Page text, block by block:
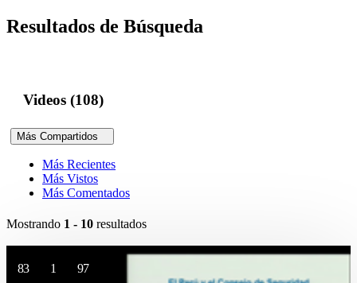
Resultados de Búsqueda
Videos (108)
Más Compartidos
Más Recientes
Más Vistos
Más Comentados
Mostrando 1 - 10 resultados
83 1 97